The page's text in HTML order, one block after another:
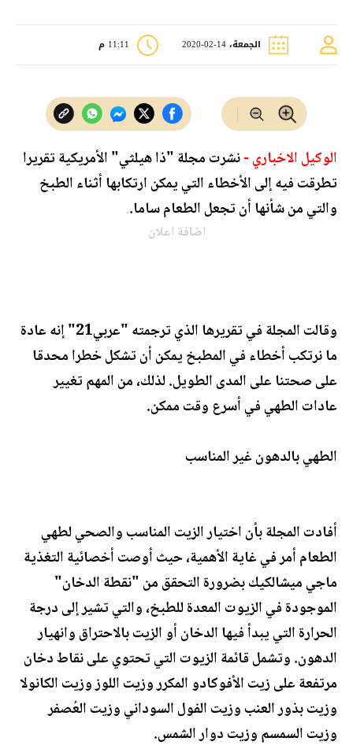
الجمعة، 14-02-2020 11:11 م
الوكيل الاخباري -نشرت مجلة "ذا هيلثي" الأمريكية تقريرا
تطرقت فيه إلى الأخطاء التي يمكن ارتكابها أثناء الطبخ
والتي من شأنها أن تجعل الطعام ساما.
اضافة اعلان
وقالت المجلة في تقريرها الذي ترجمته "عربي21" إنه عادة
ما نرتكب أخطاء في المطبخ يمكن أن تشكل خطرا محدقا
على صحتنا على المدى الطويل. لذلك، من المهم تغيير
عادات الطهي في أسرع وقت ممكن.
الطهي بالدهون غير المناسب
أفادت المجلة بأن اختيار الزيت المناسب والصحي لطهي
الطعام أمر في غاية الأهمية، حيث أوصت أخصائية التغذية
ماجي ميشالكيك بضرورة التحقق من "نقطة الدخان"
الموجودة في الزيوت المعدة للطبخ، والتي تشير إلى درجة
الحرارة التي يبدأ فيها الدخان أو الزيت بالاحتراق وانهيار
الدهون. وتشمل قائمة الزيوت التي تحتوي على نقاط دخان
مرتفعة على زيت الأفوكادو المكرر وزيت اللوز وزيت الكانولا
وزيت بذور العنب وزيت الفول السوداني وزيت العُصفر
وزيت السمسم وزيت دوار الشمس.